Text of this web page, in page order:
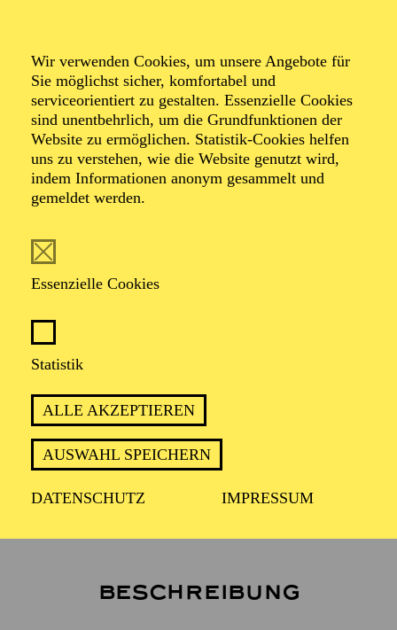
Wir verwenden Cookies, um unsere Angebote für
Sie möglichst sicher, komfortabel und
serviceorientiert zu gestalten. Essenzielle Cookies
sind unentbehrlich, um die Grundfunktionen der
Website zu ermöglichen. Statistik-Cookies helfen
uns zu verstehen, wie die Website genutzt wird,
indem Informationen anonym gesammelt und
gemeldet werden.
Essenzielle Cookies
Statistik
ALLE AKZEPTIEREN
AUSWAHL SPEICHERN
DATENSCHUTZ IMPRESSUM
The Music of Queen
live
Die Live-Tribute-Show mit den größten
Hits der Britischen Kultband
Infos und Video zur Show auf:
www.themusicofqueenlive.de
Beschreibung